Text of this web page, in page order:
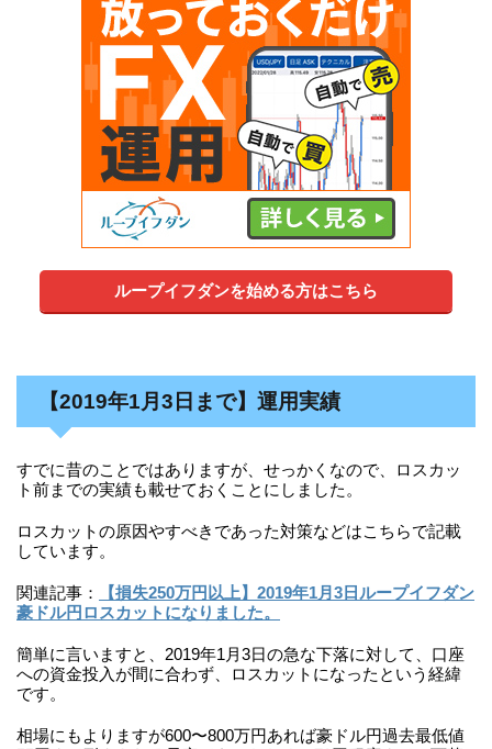
ループイフダンを始める方はこちら
【2019年1月3日まで】運用実績
すでに昔のことではありますが、せっかくなので、ロスカッ
ト前までの実績も載せておくことにしました。
ロスカットの原因やすべきであった対策などはこちらで記載
しています。
関連記事：
【損失250万円以上】2019年1月3日ループイフダン
豪ドル円ロスカットになりました。
簡単に言いますと、2019年1月3日の急な下落に対して、口座
への資金投入が間に合わず、ロスカットになったという経緯
です。
相場にもよりますが600〜800万円あれば豪ドル円過去最低値